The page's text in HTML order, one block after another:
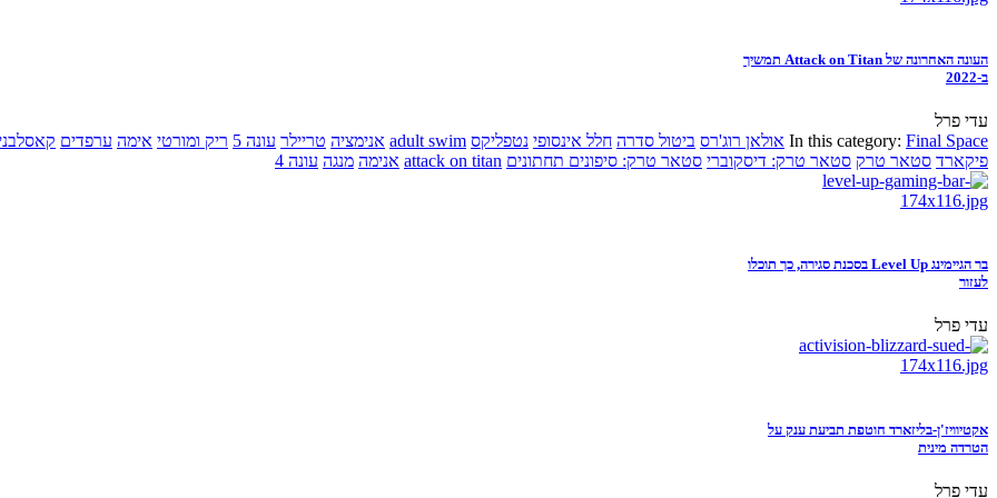
העונה האחרונה של Attack on Titan תמשיך
ב-2022
עדי פרל
In this category: Final Space אולאן רוג'רס ביטול סדרה חלל אינסופי נטפליקס adult swim אנימציה טריילר עונה 5 ריק ומורטי אימה ערפדים
פיקארד סטאר טרק סטאר טרק: דיסקוברי סטאר טרק: סיפונים תחתונים attack on titan אנימה מנגה עונה 4
בר הגיימינג Level Up בסכנת סגירה, כך תוכלו
לעזור
עדי פרל
אקטיוויז'ן-בליזארד חוטפת תביעת ענק על
הטרדה מינית
עדי פרל